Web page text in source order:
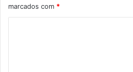
marcados com *